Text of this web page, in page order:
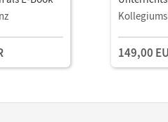
Book mit
und
149,00